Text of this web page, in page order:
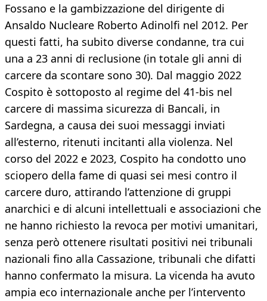
Fossano e la gambizzazione del dirigente di
Ansaldo Nucleare Roberto Adinolfi nel 2012. Per
questi fatti, ha subito diverse condanne, tra cui
una a 23 anni di reclusione (in totale gli anni di
carcere da scontare sono 30). Dal maggio 2022
Cospito è sottoposto al regime del 41-bis nel
carcere di massima sicurezza di Bancali, in
Sardegna, a causa dei suoi messaggi inviati
all’esterno, ritenuti incitanti alla violenza. Nel
corso del 2022 e 2023, Cospito ha condotto uno
sciopero della fame di quasi sei mesi contro il
carcere duro, attirando l’attenzione di gruppi
anarchici e di alcuni intellettuali e associazioni che
ne hanno richiesto la revoca per motivi umanitari,
senza però ottenere risultati positivi nei tribunali
nazionali fino alla Cassazione, tribunali che difatti
hanno confermato la misura. La vicenda ha avuto
ampia eco internazionale anche per l’intervento